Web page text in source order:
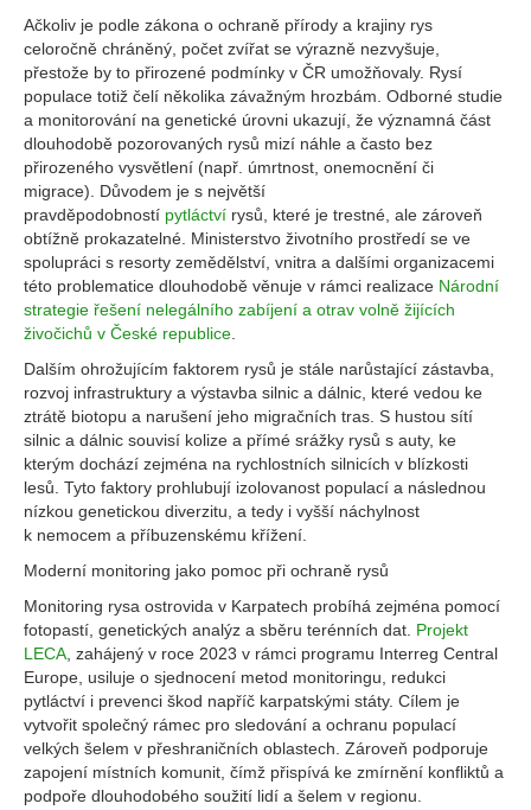
Ačkoliv je podle zákona o ochraně přírody a krajiny rys
celoročně chráněný, počet zvířat se výrazně nezvyšuje,
přestože by to přirozené podmínky v ČR umožňovaly. Rysí
populace totiž čelí několika závažným hrozbám. Odborné studie
a monitorování na genetické úrovni ukazují, že významná část
dlouhodobě pozorovaných rysů mizí náhle a často bez
přirozeného vysvětlení (např. úmrtnost, onemocnění či
migrace). Důvodem je s největší
pravděpodobností pytláctví rysů, které je trestné, ale zároveň
obtížně prokazatelné. Ministerstvo životního prostředí se ve
spolupráci s resorty zemědělství, vnitra a dalšími organizacemi
této problematice dlouhodobě věnuje v rámci realizace Národní
strategie řešení nelegálního zabíjení a otrav volně žijících
živočichů v České republice
Dalším ohrožujícím faktorem rysů je stále narůstající zástavba,
rozvoj infrastruktury a výstavba silnic a dálnic, které vedou ke
ztrátě biotopu a narušení jeho migračních tras. S hustou sítí
silnic a dálnic souvisí kolize a přímé srážky rysů s auty, ke
kterým dochází zejména na rychlostních silnicích v blízkosti
lesů. Tyto faktory prohlubují izolovanost populací a následnou
nízkou genetickou diverzitu, a tedy i vyšší náchylnost
k nemocem a příbuzenskému křížení.
Moderní monitoring jako pomoc při ochraně rysů
Monitoring rysa ostrovida v Karpatech probíhá zejména pomocí
fotopastí, genetických analýz a sběru terénních dat. Projekt
LECA , zahájený v roce 2023 v rámci programu Interreg Central
Europe, usiluje o sjednocení metod monitoringu, redukci
pytláctví i prevenci škod napříč karpatskými státy. Cílem je
vytvořit společný rámec pro sledování a ochranu populací
velkých šelem v přeshraničních oblastech. Zároveň podporuje
zapojení místních komunit, čímž přispívá ke zmírnění konfliktů a
podpoře dlouhodobého soužití lidí a šelem v regionu.